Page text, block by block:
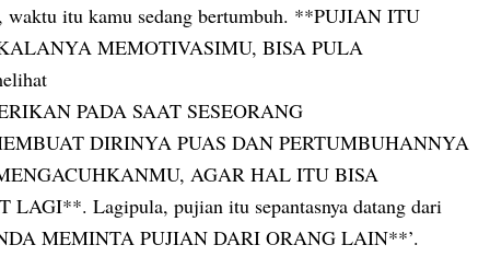
itu kamu sedang bertumbuh. **PUJIAN ITU
MEMOTIVASIMU, BISA PULA
PADA SAAT SESEORANG
DIRINYA PUAS DAN PERTUMBUHANNYA
AGAR HAL ITU BISA
Lagipula, pujian itu sepantasnya datang dari
MEMINTA PUJIAN DARI ORANG LAIN**’.